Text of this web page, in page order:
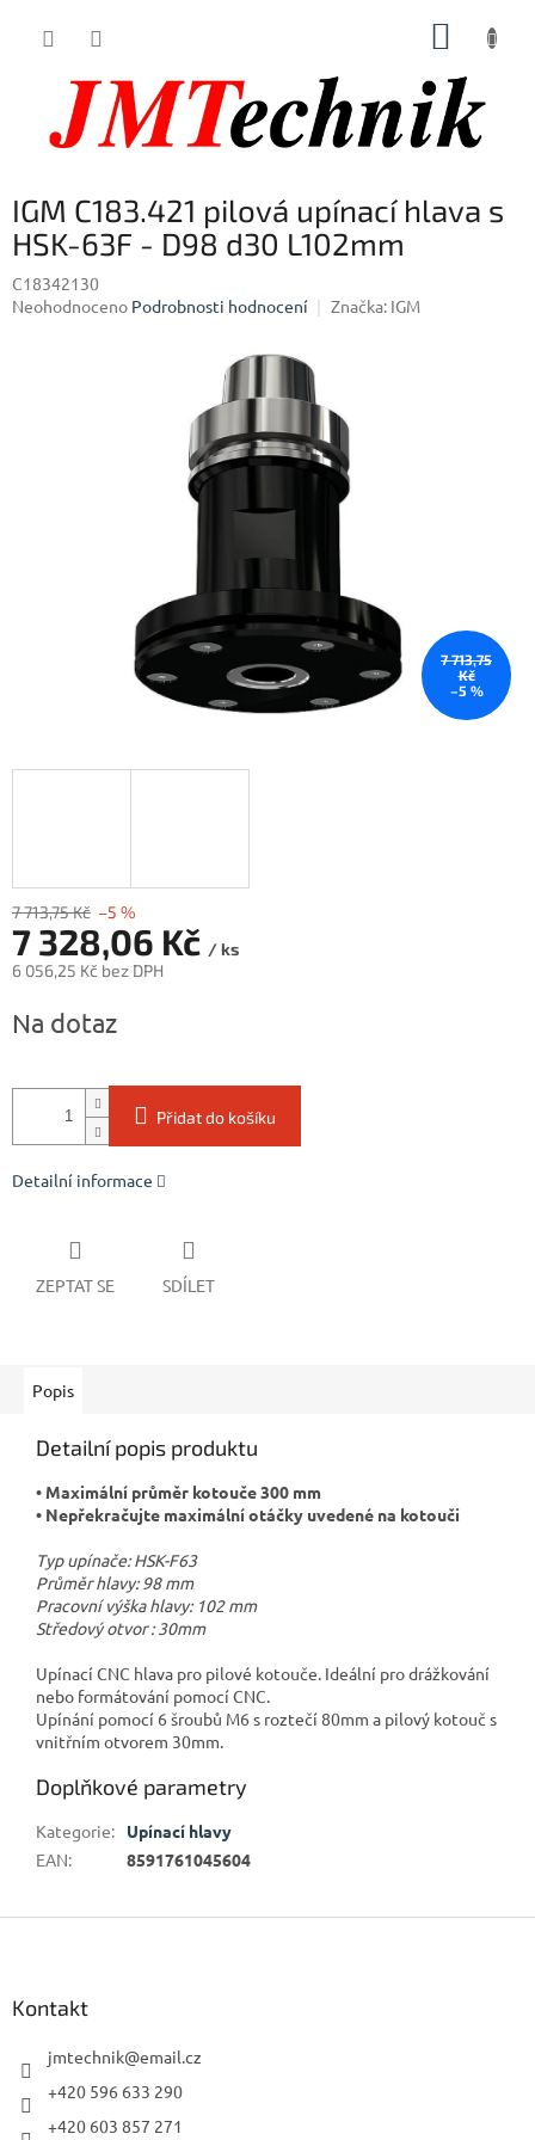
IGM C183.421 pilová upínací hlava s
HSK-63F - D98 d30 L102mm
C18342130
Průměrné
Neohodnoceno Podrobnosti hodnocení Značka: IGM
7 713,75
Kč
–5 %
7 713,75 Kč –5 %
7 328,06 Kč / ks
6 056,25 Kč bez DPH
cena:
Na dotaz
Přidat do košíku
Detailní informace
ZEPTAT SE SDÍLET
Popis
Detailní popis produktu
• Maximální průměr kotouče 300 mm
• Nepřekračujte maximální otáčky uvedené na kotouči
Typ upínače: HSK-F63
Průměr hlavy: 98 mm
Pracovní výška hlavy: 102 mm
Středový otvor : 30mm
Upínací CNC hlava pro pilové kotouče. Ideální pro drážkování
nebo formátování pomocí CNC.
Upínání pomocí 6 šroubů M6 s roztečí 80mm a pilový kotouč s
vnitřním otvorem 30mm.
Doplňkové parametry
Kategorie:
Upínací hlavy
EAN: 8591761045604
Kontakt
jmtechnik@email.cz
+420 596 633 290
+420 603 857 271